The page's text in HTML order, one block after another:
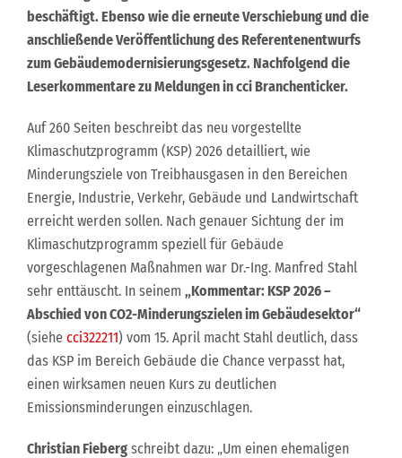
beschäftigt. Ebenso wie die erneute Verschiebung und die
anschließende Veröffentlichung des Referentenentwurfs
zum Gebäudemodernisierungsgesetz. Nachfolgend die
Leserkommentare zu Meldungen in cci Branchenticker.
Auf 260 Seiten beschreibt das neu vorgestellte
Klimaschutzprogramm (KSP) 2026 detailliert, wie
Minderungsziele von Treibhausgasen in den Bereichen
Energie, Industrie, Verkehr, Gebäude und Landwirtschaft
erreicht werden sollen. Nach genauer Sichtung der im
Klimaschutzprogramm speziell für Gebäude
vorgeschlagenen Maßnahmen war Dr.-Ing. Manfred Stahl
sehr enttäuscht. In seinem „Kommentar: KSP 2026 –
Abschied von CO2-Minderungszielen im Gebäudesektor“
(siehe cci322211) vom 15. April macht Stahl deutlich, dass
das KSP im Bereich Gebäude die Chance verpasst hat,
einen wirksamen neuen Kurs zu deutlichen
Emissionsminderungen einzuschlagen.
Christian Fieberg schreibt dazu: „Um einen ehemaligen